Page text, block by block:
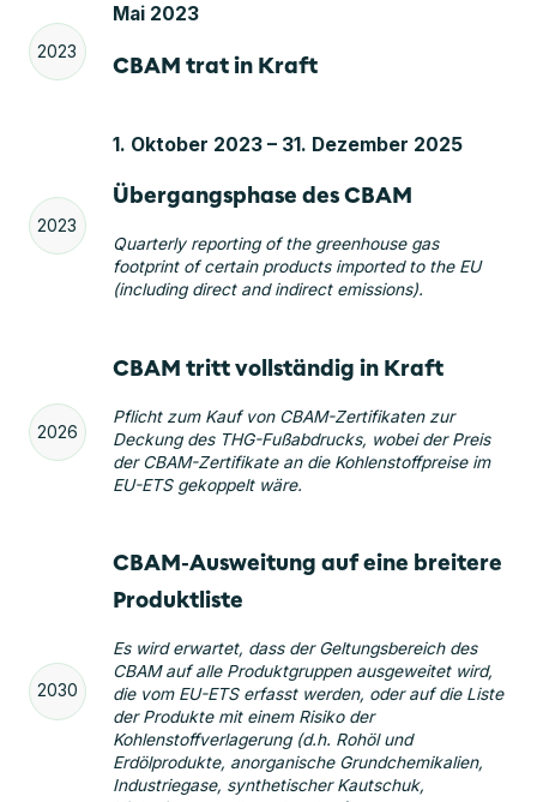
2023
Mai 2023
CBAM trat in Kraft
2023
1. Oktober 2023 – 31. Dezember 2025
Übergangsphase des CBAM
Quarterly reporting of the greenhouse gas
footprint of certain products imported to the EU
(including direct and indirect emissions).
2026
CBAM tritt vollständig in Kraft
Pflicht zum Kauf von CBAM-Zertifikaten zur
Deckung des THG-Fußabdrucks, wobei der Preis
der CBAM-Zertifikate an die Kohlenstoffpreise im
EU-ETS gekoppelt wäre.
2030
CBAM-Ausweitung auf eine breitere
Produktliste
Es wird erwartet, dass der Geltungsbereich des
CBAM auf alle Produktgruppen ausgeweitet wird,
die vom EU-ETS erfasst werden, oder auf die Liste
der Produkte mit einem Risiko der
Kohlenstoffverlagerung (d.h. Rohöl und
Erdölprodukte, anorganische Grundchemikalien,
Industriegase, synthetischer Kautschuk,